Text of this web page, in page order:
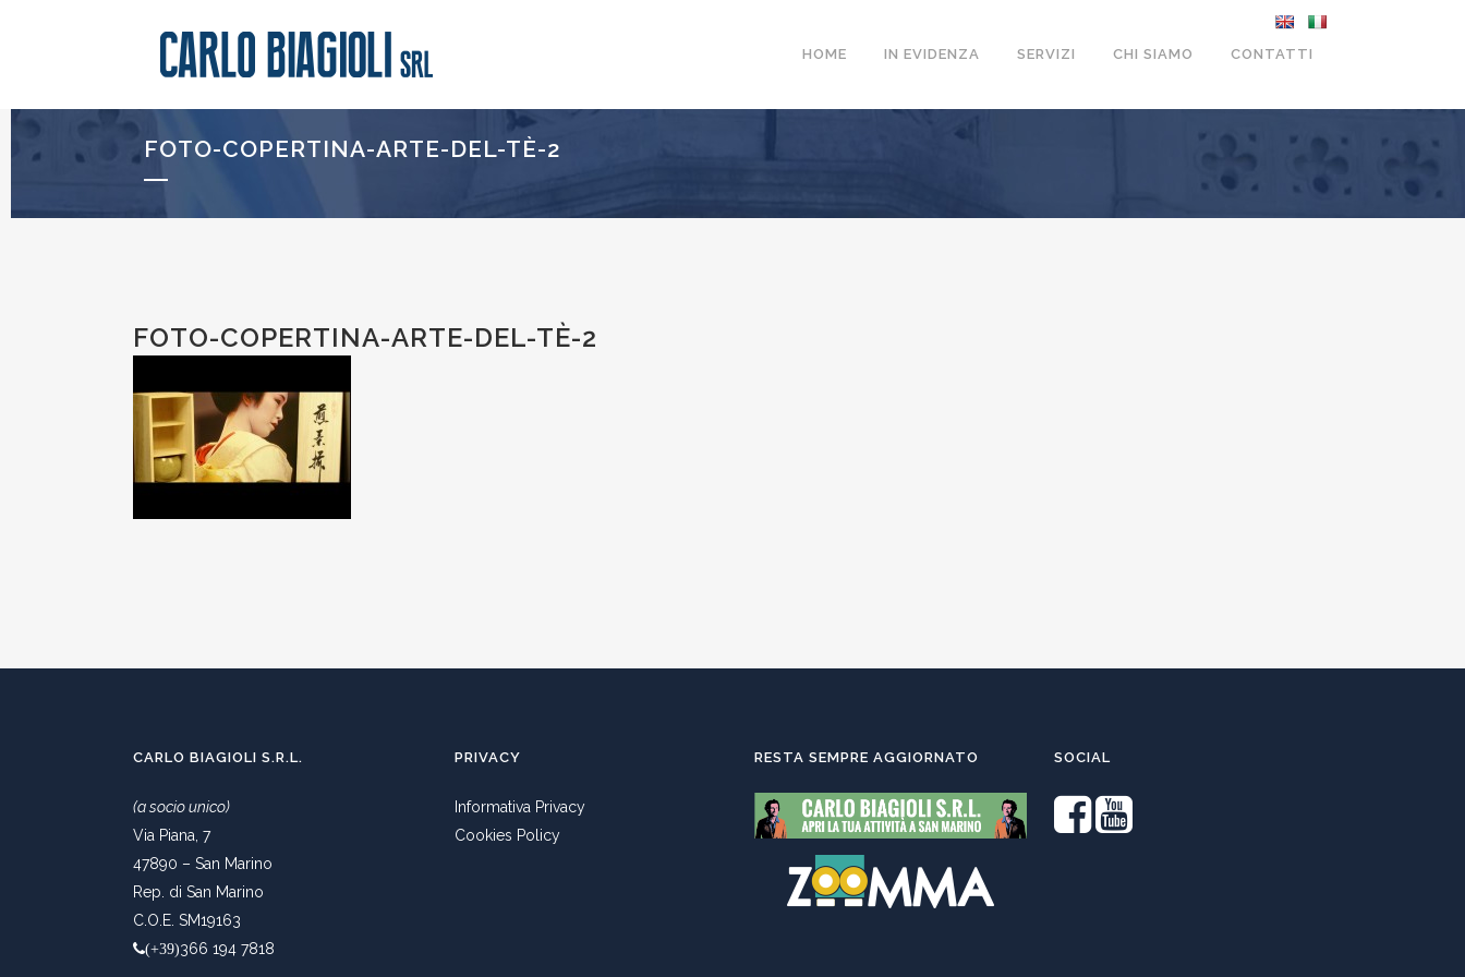
HOME IN EVIDENZA SERVIZI CHI SIAMO CONTATTI
FOTO-COPERTINA-ARTE-DEL-TÈ-2
FOTO-COPERTINA-ARTE-DEL-TÈ-2
CARLO BIAGIOLI S.R.L.
(a socio unico)
Via Piana, 7
47890 – San Marino
Rep. di San Marino
C.O.E. SM19163
(+39)366 194 7818
PRIVACY
Informativa Privacy
Cookies Policy
RESTA SEMPRE AGGIORNATO SOCIAL